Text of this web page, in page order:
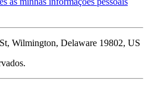
Wilmington, Delaware 19802, US